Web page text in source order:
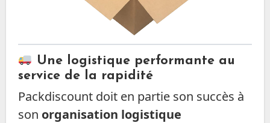
Une logistique performante au
service de la rapidité
Packdiscount doit en partie son succès à
son organisation logistique